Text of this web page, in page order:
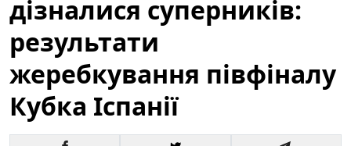
дізналися суперників:
результати
жеребкування півфіналу
Кубка Іспанії